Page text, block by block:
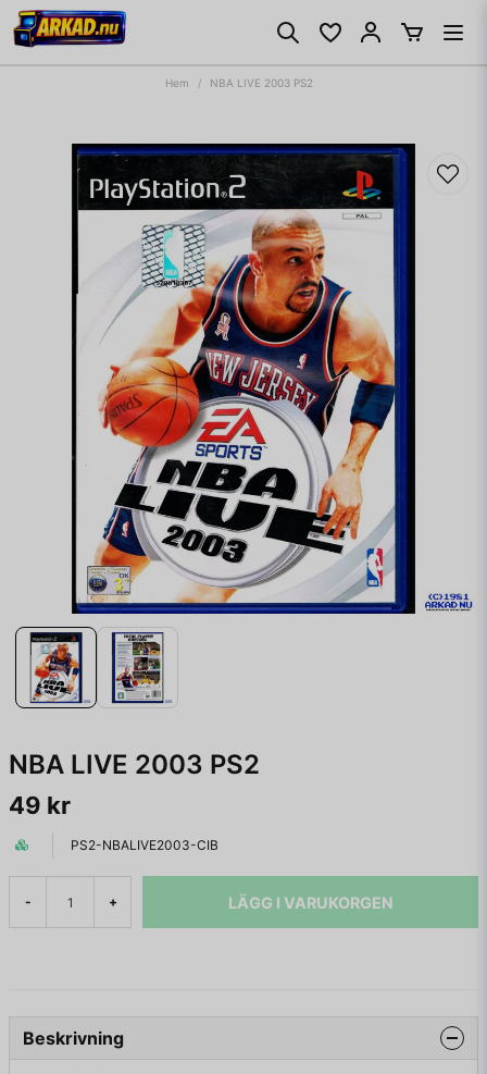
Hem NBA LIVE 2003 PS2
NBA LIVE 2003 PS2
49 kr
PS2-NBALIVE2003-CIB
- + LÄGG I VARUKORGEN
Beskrivning